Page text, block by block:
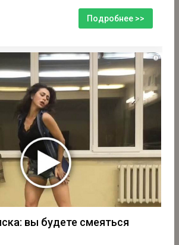
Подробнее >>
i
вы будете смеяться